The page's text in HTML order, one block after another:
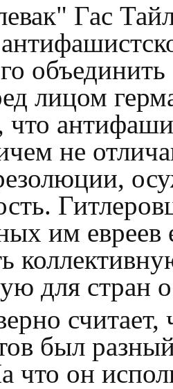
Гас
лицом
не
им евреев
для стран
считает,
был
что он